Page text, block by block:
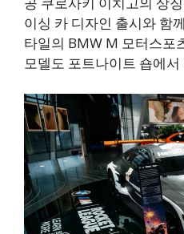
이싱 카 디자인 출시와 함
타일의 BMW M 모터스포
모델도 포트나이트 숍에